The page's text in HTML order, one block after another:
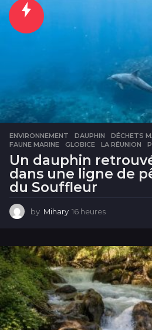
ENVIRONNEMENT DAUPHIN ,DÉCHETS
FAUNE MARINE
,GLOBICE ,LA RÉUNION ,
Un dauphin
dans une ligne de
du Souffleur
by Mihary 16 heures
e
u
r
e
s